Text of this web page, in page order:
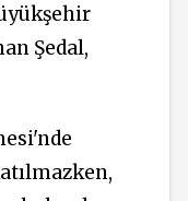
Şedal,